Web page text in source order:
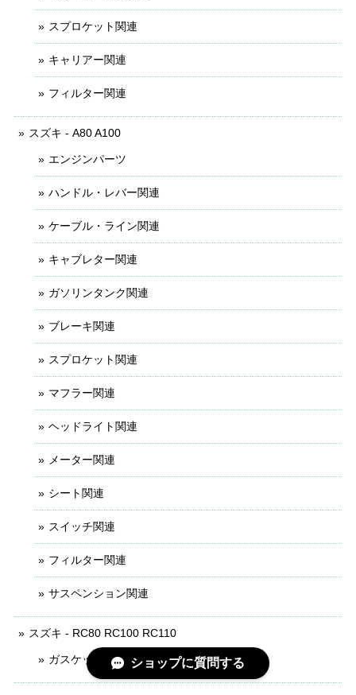
スプロケット関連
キャリアー関連
フィルター関連
スズキ - A80 A100
エンジンパーツ
ハンドル・レバー関連
ケーブル・ライン関連
キャブレター関連
ガソリンタンク関連
ブレーキ関連
スプロケット関連
マフラー関連
ヘッドライト関連
メーター関連
シート関連
スイッチ関連
フィルター関連
サスペンション関連
スズキ - RC80 RC100 RC110
ガスケット関連 ショップに質問する